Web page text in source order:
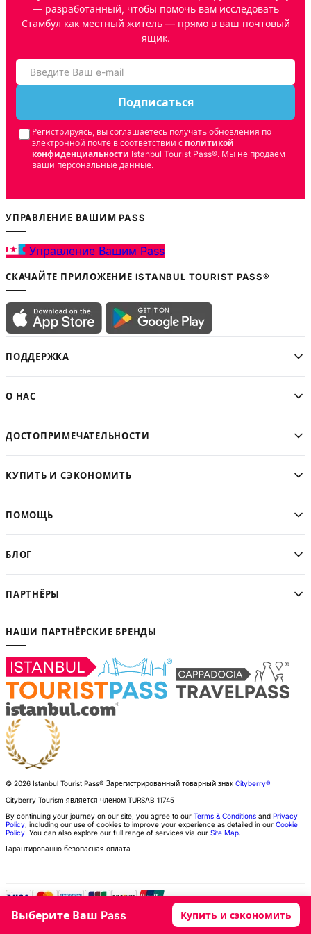
— разработанный, чтобы помочь вам исследовать
Стамбул как местный житель — прямо в ваш почтовый
ящик.
Подписаться
Регистрируясь, вы соглашаетесь получать обновления по
электронной почте в соответствии с политикой
конфиденциальности Istanbul Tourist Pass®. Мы не продаём
ваши персональные данные.
УПРАВЛЕНИЕ ВАШИМ PASS
Управление Вашим Pass
СКАЧАЙТЕ ПРИЛОЖЕНИЕ ISTANBUL TOURIST PASS®
ПОДДЕРЖКА
О НАС
ДОСТОПРИМЕЧАТЕЛЬНОСТИ
КУПИТЬ И СЭКОНОМИТЬ
ПОМОЩЬ
БЛОГ
ПАРТНЁРЫ
НАШИ ПАРТНЁРСКИЕ БРЕНДЫ
© 2026 Istanbul Tourist Pass® Зарегистрированный товарный знак Cityberry®
Cityberry Tourism является членом TURSAB 11745
By continuing your journey on our site, you agree to our Terms & Conditions and Privacy
Policy, including our use of cookies to improve your experience as detailed in our Cookie
Policy. You can also explore our full range of services via our Site Map.
Гарантированно безопасная оплата
Выберите Ваш Pass Купить и сэкономить